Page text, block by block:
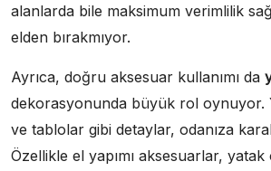
alanlarda bile maksimum verimlilik
elden bırakmıyor.
Ayrıca, doğru aksesuar kullanımı da
dekorasyonunda büyük rol oynuyor.
ve tablolar gibi detaylar, odanıza
Özellikle el yapımı aksesuarlar, yatak